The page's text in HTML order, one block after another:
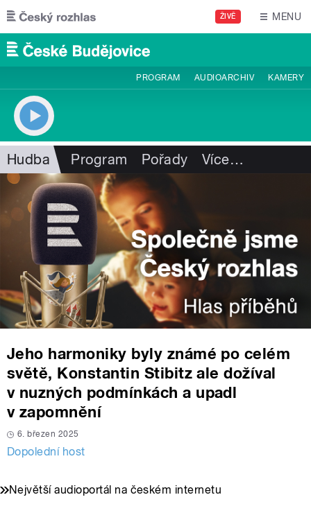
Přejít k hlavnímu obsahu
ŽIVĚ MENU
PROGRAM AUDIOARCHIV KAMERY
Hudba Program Pořady Více…
Jeho harmoniky byly známé po celém
světě, Konstantin Stibitz ale dožíval
v nuzných podmínkách a upadl
v zapomnění
6. březen 2025
Dopolední host
Největší audioportál na českém internetu